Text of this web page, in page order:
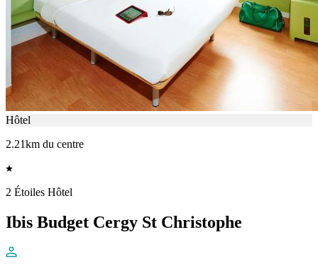
Hôtel
2.21km du centre
2 Étoiles Hôtel
Ibis Budget Cergy St Christophe